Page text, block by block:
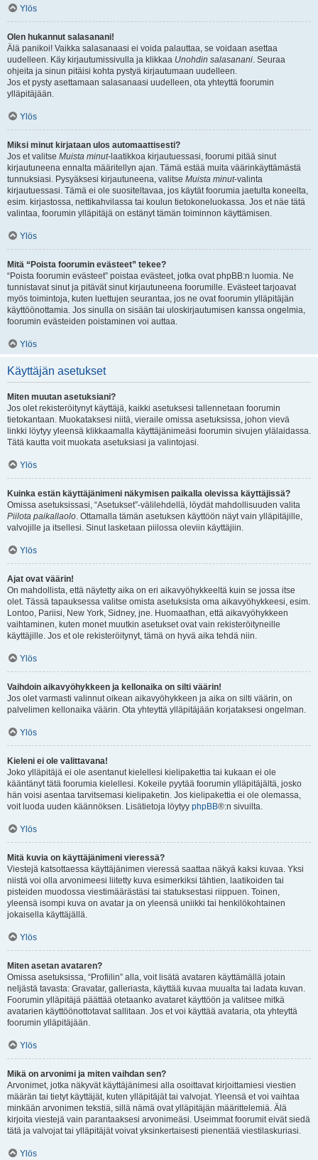
Ylös
Olen hukannut salasanani!
Älä panikoi! Vaikka salasanaasi ei voida palauttaa, se voidaan asettaa
uudelleen. Käy kirjautumissivulla ja klikkaa Unohdin salasanani. Seuraa
ohjeita ja sinun pitäisi kohta pystyä kirjautumaan uudelleen.
Jos et pysty asettamaan salasanaasi uudelleen, ota yhteyttä foorumin
ylläpitäjään.
Ylös
Miksi minut kirjataan ulos automaattisesti?
Jos et valitse Muista minut-laatikkoa kirjautuessasi, foorumi pitää sinut
kirjautuneena ennalta määritellyn ajan. Tämä estää muita väärinkäyttämästä
tunnuksiasi. Pysyäksesi kirjautuneena, valitse Muista minut-valinta
kirjautuessasi. Tämä ei ole suositeltavaa, jos käytät foorumia jaetulta koneelta,
esim. kirjastossa, nettikahvilassa tai koulun tietokoneluokassa. Jos et näe tätä
valintaa, foorumin ylläpitäjä on estänyt tämän toiminnon käyttämisen.
Ylös
Mitä “Poista foorumin evästeet” tekee?
“Poista foorumin evästeet” poistaa evästeet, jotka ovat phpBB:n luomia. Ne
tunnistavat sinut ja pitävät sinut kirjautuneena foorumille. Evästeet tarjoavat
myös toimintoja, kuten luettujen seurantaa, jos ne ovat foorumin ylläpitäjän
käyttöönottamia. Jos sinulla on sisään tai uloskirjautumisen kanssa ongelmia,
foorumin evästeiden poistaminen voi auttaa.
Ylös
Käyttäjän asetukset
Miten muutan asetuksiani?
Jos olet rekisteröitynyt käyttäjä, kaikki asetuksesi tallennetaan foorumin
tietokantaan. Muokataksesi niitä, vieraile omissa asetuksissa, johon vievä
linkki löytyy yleensä klikkaamalla käyttäjänimeäsi foorumin sivujen ylälaidassa.
Tätä kautta voit muokata asetuksiasi ja valintojasi.
Ylös
Kuinka estän käyttäjänimeni näkymisen paikalla olevissa käyttäjissä?
Omissa asetuksissasi, “Asetukset”-välilehdellä, löydät mahdollisuuden valita
Piilota paikallaolo. Ottamalla tämän asetuksen käyttöön näyt vain ylläpitäjille,
valvojille ja itsellesi. Sinut lasketaan piilossa oleviin käyttäjiin.
Ylös
Ajat ovat väärin!
On mahdollista, että näytetty aika on eri aikavyöhykkeeltä kuin se jossa itse
olet. Tässä tapauksessa valitse omista asetuksista oma aikavyöhykkeesi, esim.
Lontoo, Pariisi, New York, Sidney, jne. Huomaathan, että aikavyöhykkeen
vaihtaminen, kuten monet muutkin asetukset ovat vain rekisteröityneille
käyttäjille. Jos et ole rekisteröitynyt, tämä on hyvä aika tehdä niin.
Ylös
Vaihdoin aikavyöhykkeen ja kellonaika on silti väärin!
Jos olet varmasti valinnut oikean aikavyöhykkeen ja aika on silti väärin, on
palvelimen kellonaika väärin. Ota yhteyttä ylläpitäjään korjataksesi ongelman.
Ylös
Kieleni ei ole valittavana!
Joko ylläpitäjä ei ole asentanut kielellesi kielipakettia tai kukaan ei ole
kääntänyt tätä foorumia kielellesi. Kokeile pyytää foorumin ylläpitäjältä, josko
hän voisi asentaa tarvitsemasi kielipaketin. Jos kielipakettia ei ole olemassa,
voit luoda uuden käännöksen. Lisätietoja löytyy phpBB®:n sivuilta.
Ylös
Mitä kuvia on käyttäjänimeni vieressä?
Viestejä katsottaessa käyttäjänimen vieressä saattaa näkyä kaksi kuvaa. Yksi
niistä voi olla arvonimeesi liitetty kuva esimerkiksi tähtien, laatikoiden tai
pisteiden muodossa viestimäärästäsi tai statuksestasi riippuen. Toinen,
yleensä isompi kuva on avatar ja on yleensä uniikki tai henkilökohtainen
jokaisella käyttäjällä.
Ylös
Miten asetan avataren?
Omissa asetuksissa, “Profiilin” alla, voit lisätä avataren käyttämällä jotain
neljästä tavasta: Gravatar, galleriasta, käyttää kuvaa muualta tai ladata kuvan.
Foorumin ylläpitäjä päättää otetaanko avataret käyttöön ja valitsee mitkä
avatarien käyttöönottotavat sallitaan. Jos et voi käyttää avataria, ota yhteyttä
foorumin ylläpitäjään.
Ylös
Mikä on arvonimi ja miten vaihdan sen?
Arvonimet, jotka näkyvät käyttäjänimesi alla osoittavat kirjoittamiesi viestien
määrän tai tietyt käyttäjät, kuten ylläpitäjät tai valvojat. Yleensä et voi vaihtaa
minkään arvonimen tekstiä, sillä nämä ovat ylläpitäjän määrittelemiä. Älä
kirjoita viestejä vain parantaaksesi arvonimeäsi. Useimmat foorumit eivät siedä
tätä ja valvojat tai ylläpitäjät voivat yksinkertaisesti pienentää viestilaskuriasi.
Ylös